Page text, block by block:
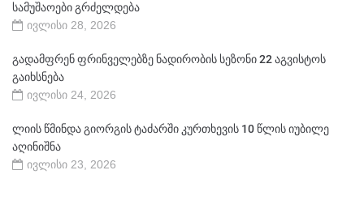
სამუშაოები გრძელდება
ივლისი 28, 2026
გადამფრენ ფრინველებზე ნადირობის სეზონი 22 აგვისტოს
გაიხსნება
ივლისი 24, 2026
ლიის წმინდა გიორგის ტაძარში კურთხევის 10 წლის იუბილე
აღინიშნა
ივლისი 23, 2026